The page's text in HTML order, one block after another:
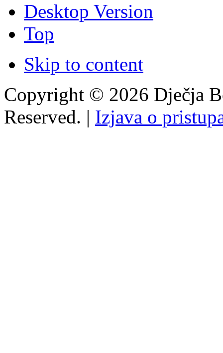
Desktop Version
Top
Skip to content
Copyright © 2026 Dječja
Reserved. | Izjava o